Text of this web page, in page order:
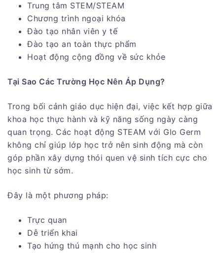
Trung tâm STEM/STEAM
Chương trình ngoại khóa
Đào tạo nhân viên y tế
Đào tạo an toàn thực phẩm
Hoạt động cộng đồng về sức khỏe
Tại Sao Các Trường Học Nên Áp Dụng?
Trong bối cảnh giáo dục hiện đại, việc kết hợp giữa
khoa học thực hành và kỹ năng sống ngày càng
quan trọng. Các hoạt động STEAM với Glo Germ
không chỉ giúp lớp học trở nên sinh động mà còn
góp phần xây dựng thói quen vệ sinh tích cực cho
học sinh từ sớm.
Đây là một phương pháp:
Trực quan
Dễ triển khai
Tạo hứng thú mạnh cho học sinh